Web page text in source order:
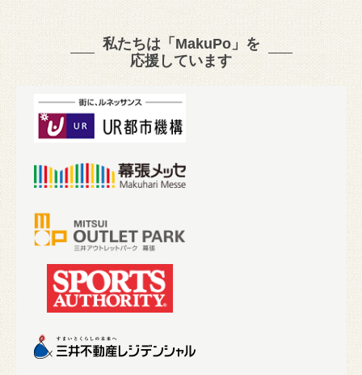
私たちは「MakuPo」を
応援しています